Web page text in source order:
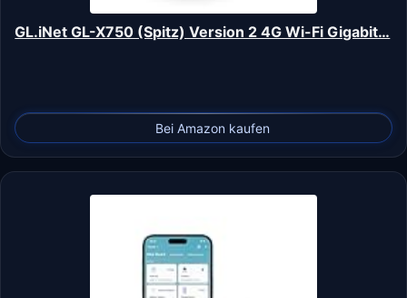
GL.iNet GL-X750 (Spitz) Version 2 4G Wi-Fi Gigabit…
Bei Amazon kaufen